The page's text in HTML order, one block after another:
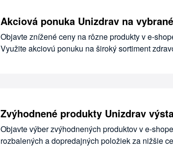
Akciová ponuka Unizdrav na
Objavte znížené ceny na rôzne produkty v e-
Využite akciovú ponuku na široký sortiment
Zvýhodnené produkty Unizdrav
Objavte výber zvýhodnených produktov v e-
rozbalených a dopredajných položiek za nižšie